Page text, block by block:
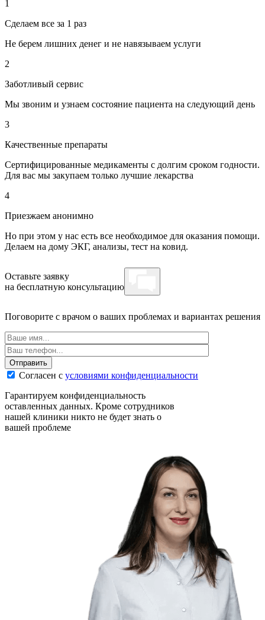
1
Сделаем все за 1 раз
Не берем лишних денег и не навязываем услуги
2
Заботливый сервис
Мы звоним и узнаем состояние пациента на следующий день
3
Качественные препараты
Сертифицированные медикаменты с долгим сроком годности.
Для вас мы закупаем только лучшие лекарства
4
Приезжаем анонимно
Но при этом у нас есть все необходимое для оказания помощи.
Делаем на дому ЭКГ, анализы, тест на ковид.
Оставьте заявку
на бесплатную консультацию
Поговорите с врачом о ваших проблемах и вариантах решения
Отправить
Согласен с условиями конфиденциальности
Гарантируем конфиденциальность
оставленных данных. Кроме сотрудников
нашей клиники никто не будет знать о
вашей проблеме